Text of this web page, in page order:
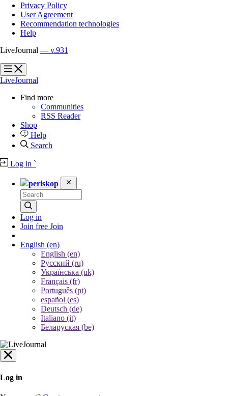
Privacy Policy
User Agreement
Recommendation technologies
Help
LiveJournal — v.931
?
?
LiveJournal
Find more
Communities
RSS Reader
Shop
Help
Search
Log in `
periskop
Log in
Join free Join
English (en)
English (en)
Русский (ru)
Українська (uk)
Français (fr)
Português (pt)
español (es)
Deutsch (de)
Italiano (it)
Беларуская (be)
Log in